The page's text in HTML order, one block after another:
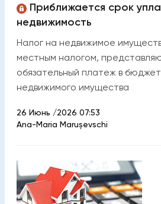
Приближается срок
недвижимость
Налог на недвижимое
местным налогом,
обязательный платеж в
недвижимого имущества
26 Июнь /2026 07:53
Ana-Maria Marușevschi